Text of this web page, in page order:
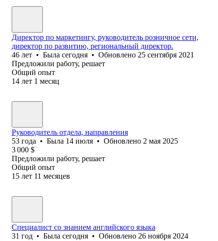
Директор по маркетингу, руководитель розничное сети,
директор по развитию, региональный директор.
46 лет • Была сегодня • Обновлено 25 сентября 2021
Предложили работу, решает
Общий опыт
14 лет 1 месяц
Руководитель отдела, направления
53 года • Была 14 июля • Обновлено 2 мая 2025
3 000 $
Предложили работу, решает
Общий опыт
15 лет 11 месяцев
Специалист со знанием английского языка
31 год • Была сегодня • Обновлено 26 ноября 2024